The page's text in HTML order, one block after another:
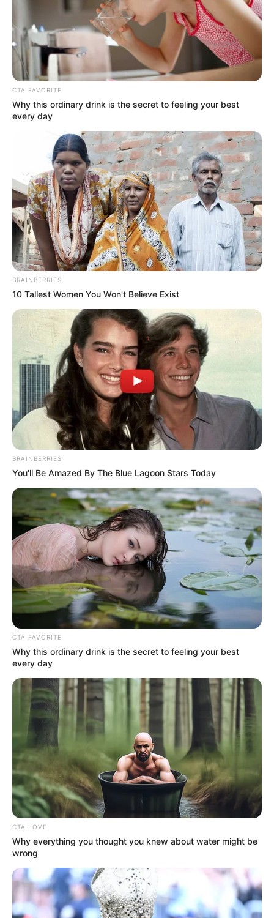
CTA FAVORITE
Why this ordinary drink is the secret to feeling your best
every day
BRAINBERRIES
10 Tallest Women You Won't Believe Exist
BRAINBERRIES
You'll Be Amazed By The Blue Lagoon Stars Today
CTA FAVORITE
Why this ordinary drink is the secret to feeling your best
every day
CTA LOVE
Why everything you thought you knew about water might be
wrong